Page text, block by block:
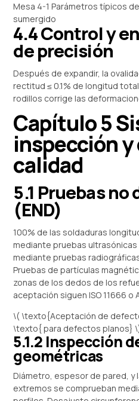
Mesa 4-1 Parámetros típicos
sumergido
4.4 Control y
de precisión
Después de expandir, la
rectitud ≤ 0.1% de longitud
rodillos corrige las
Capítulo 5
inspección
calidad
5.1 Pruebas
(END)
100% de las soldaduras
mediante pruebas
mediante pruebas
Pruebas de partículas
zonas de los dedos de los
aceptación siguen ISO 11666 o
\( \texto{Aceptación de
\texto{ para defectos planos}
5.1.2 Inspección
geométricas
Diámetro, espesor de pared, y
extremos se comprueban